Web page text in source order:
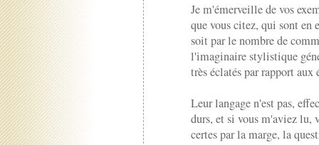
Je m'émerveille de vos
que vous citez, qui sont en
soit par le nombre de
l'imaginaire stylistique
très éclatés par rapport aux
Leur langage n'est pas,
durs, et si vous m'aviez lu,
certes par la marge, la